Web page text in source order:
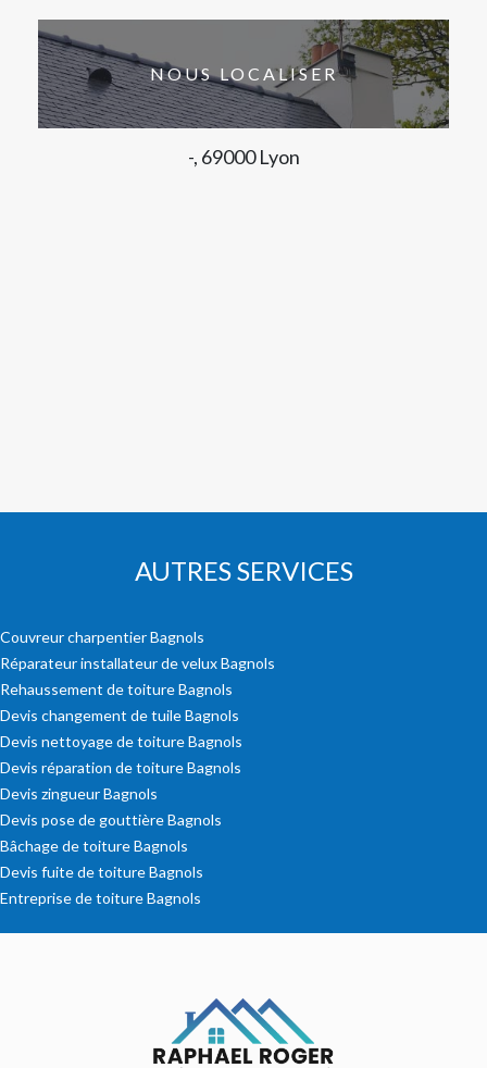
NOUS LOCALISER
-, 69000 Lyon
AUTRES SERVICES
Couvreur charpentier Bagnols
Réparateur installateur de velux Bagnols
Rehaussement de toiture Bagnols
Devis changement de tuile Bagnols
Devis nettoyage de toiture Bagnols
Devis réparation de toiture Bagnols
Devis zingueur Bagnols
Devis pose de gouttière Bagnols
Bâchage de toiture Bagnols
Devis fuite de toiture Bagnols
Entreprise de toiture Bagnols